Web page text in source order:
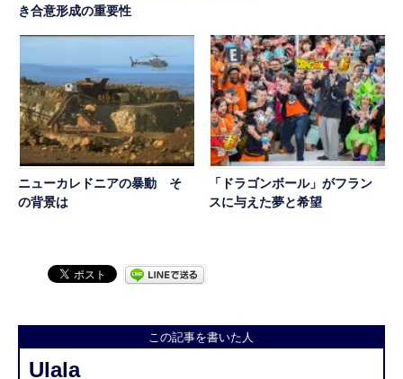
き合意形成の重要性
ニューカレドニアの暴動 そ
の背景は
「ドラゴンボール」がフラン
スに与えた夢と希望
この記事を書いた人
Ulala